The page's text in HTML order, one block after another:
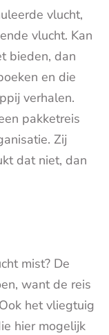
vlucht,
vlucht. Kan
bieden, dan
en die
verhalen.
pakketreis
Zij
dat niet, dan
mist? De
want de reis
het vliegtuig
hier mogelijk